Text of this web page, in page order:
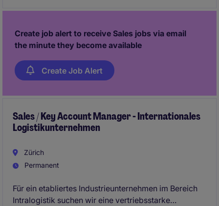
Create job alert to receive Sales jobs via email
the minute they become available
Create Job Alert
Sales / Key Account Manager - Internationales
Logistikunternehmen
Zürich
Permanent
Für ein etabliertes Industrieunternehmen im Bereich
Intralogistik suchen wir eine vertriebsstarke